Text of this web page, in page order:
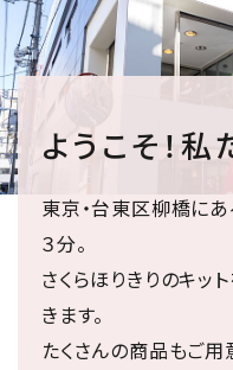
ようこそ！
東京・台東区柳橋に
３分。
さくらほりきりのキッ
きます。
たくさんの商品もご用